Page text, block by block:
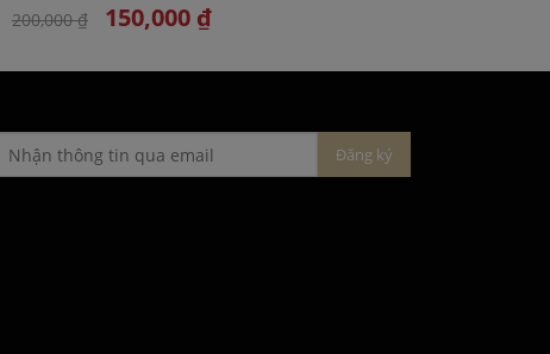
200,000 ₫
150,000 ₫